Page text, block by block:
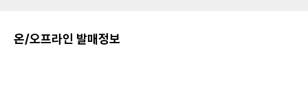
온/오프라인 발매정보